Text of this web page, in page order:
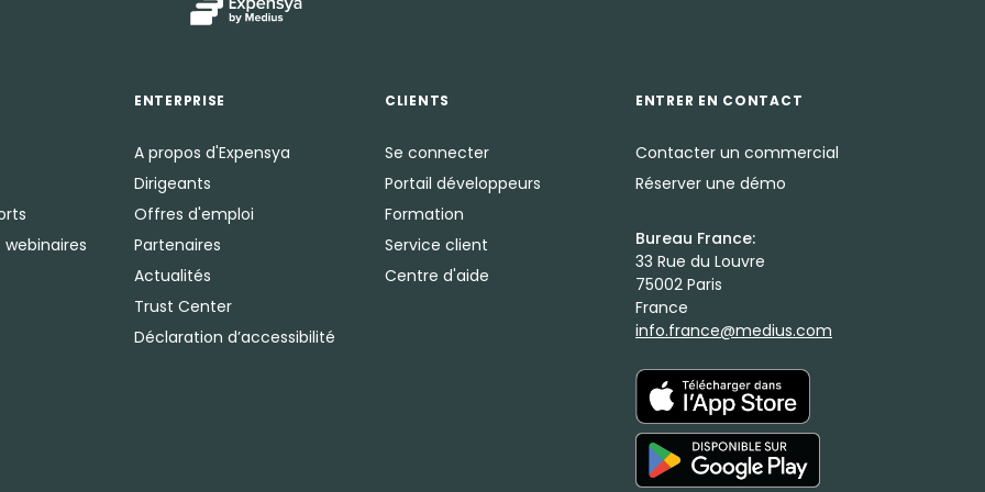
ENTERPRISE
A propos d'Expensya
Dirigeants
Offres d'emploi
Partenaires
Actualités
Trust Center
Déclaration d’accessibilité
CLIENTS
Se connecter
Portail développeurs
Formation
Service client
Centre d'aide
ENTRER EN CONTACT
Contacter un commercial
Réserver une démo
Bureau France:
33 Rue du Louvre
75002 Paris
France
info.france@medius.com